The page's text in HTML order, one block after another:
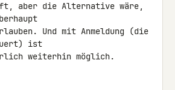
aber die Alternative wäre,
Und mit Anmeldung (die
ist
weiterhin möglich.